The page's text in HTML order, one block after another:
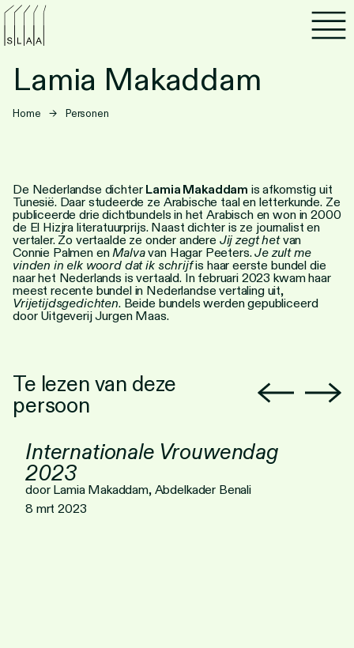
Lamia Makaddam
Home → Personen
De Nederlandse dichter Lamia Makaddam is afkomstig uit
Tunesië. Daar studeerde ze Arabische taal en letterkunde. Ze
publiceerde drie dichtbundels in het Arabisch en won in 2000
de El Hizjra literatuurprijs. Naast dichter is ze journalist en
vertaler. Zo vertaalde ze onder andere Jij zegt hetvan
Connie Palmen enMalvavan Hagar Peeters.Je zult me
vinden in elk woord dat ik schrijfis haar eerste bundel die
naar het Nederlands is vertaald. In februari 2023 kwam haar
meest recente bundel in Nederlandse vertaling uit,
Vrijetijdsgedichten. Beide bundels werden gepubliceerd
door Uitgeverij Jurgen Maas.
Te lezen van deze
persoon
Internationale Vrouwendag
2023
door Lamia Makaddam, Abdelkader Benali
8 mrt 2023
Agenda
Programma's
Lezen
Nieuwsbrief
Over SLAA
Vacatures
Locaties
Toegankelijkheid
Stadsdichter